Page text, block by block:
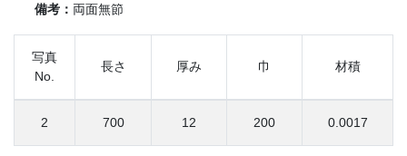
備考： 両面無節
写真
No.
長さ 厚み 巾 材積
2 700 12 200 0.0017